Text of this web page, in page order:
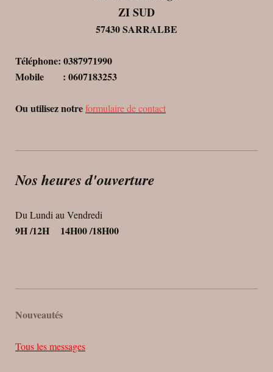
ZI SUD
57430 SARRALBE
Téléphone: 0387971990
Mobile : 0607183253
Ou utilisez notreformulaire de contact
Nos heures d'ouverture
Du Lundi au Vendredi
9H /12H 14H00 /18H00
Nouveautés
Tous les messages